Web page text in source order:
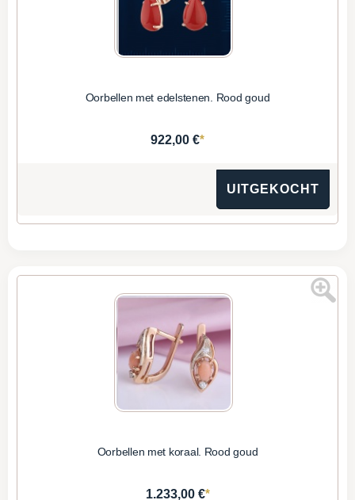
Oorbellen met edelstenen. Rood goud
922,00 €*
UITGEKOCHT
Oorbellen met koraal. Rood goud
1.233,00 €*